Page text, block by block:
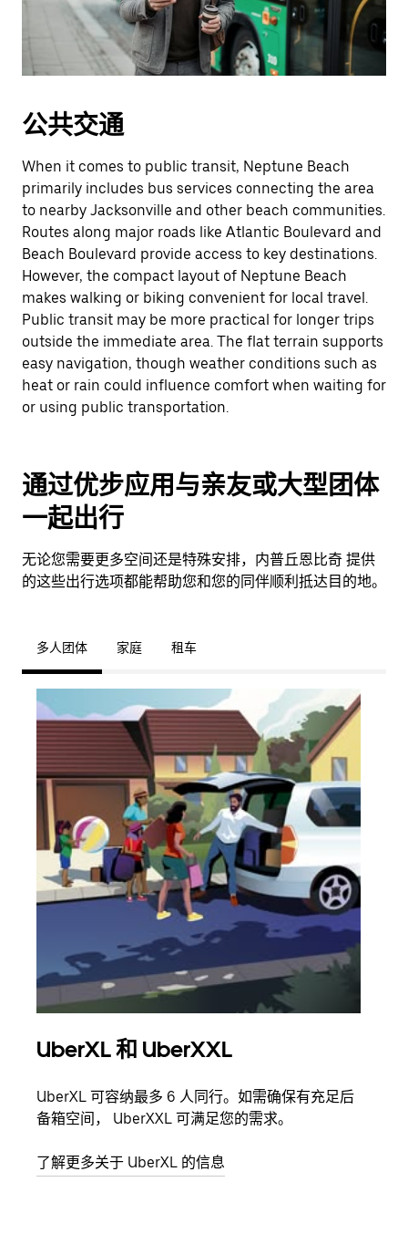
公共交通
When it comes to public transit, Neptune Beach
primarily includes bus services connecting the area
to nearby Jacksonville and other beach communities.
Routes along major roads like Atlantic Boulevard and
Beach Boulevard provide access to key destinations.
However, the compact layout of Neptune Beach
makes walking or biking convenient for local travel.
Public transit may be more practical for longer trips
outside the immediate area. The flat terrain supports
easy navigation, though weather conditions such as
heat or rain could influence comfort when waiting for
or using public transportation.
通过优步应用与亲友或大型团体
一起出行
无论您需要更多空间还是特殊安排，内普丘恩比奇 提供
的这些出行选项都能帮助您和您的同伴顺利抵达目的地。
多人团体 家庭 租车
UberXL 和 UberXXL
UberXL 可容纳最多 6 人同行。如需确保有充足后
备箱空间， UberXXL 可满足您的需求。
了解更多关于 UberXL 的信息